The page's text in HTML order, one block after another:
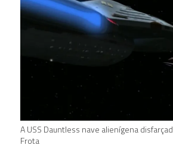
A USS Dauntless nave alienígena
Frota